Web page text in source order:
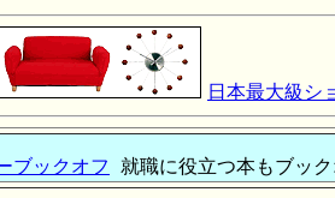
日本最大級シ
ブックオフ 就職に役立つ本もブック